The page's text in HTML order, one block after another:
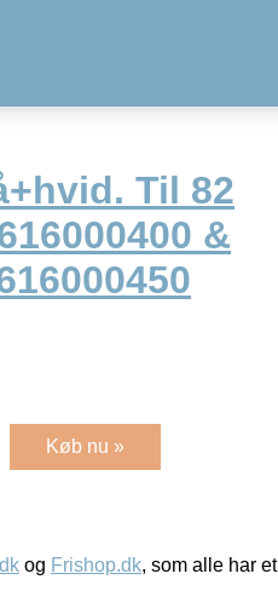
Til 82
&
Køb nu »
og Frishop.dk, som alle har et